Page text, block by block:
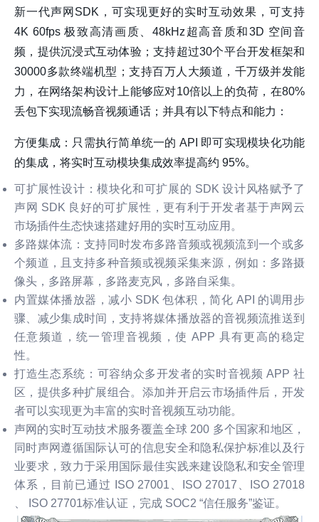
新一代声网SDK，可实现更好的实时互动效果，可支持
4K 60fps 极致高清画质、48kHz超高音质和3D 空间音
频，提供沉浸式互动体验；支持超过30个平台开发框架和
30000多款终端机型；支持百万人大频道，千万级并发能
力，在网络架构设计上能够应对10倍以上的负荷，在80%
丢包下实现流畅音视频通话；并具有以下特点和能力：
方便集成：只需执行简单统一的 API 即可实现模块化功能
的集成，将实时互动模块集成效率提高约 95%。
可扩展性设计：模块化和可扩展的 SDK 设计风格赋予了
声网 SDK 良好的可扩展性，更有利于开发者基于声网云
市场插件生态快速搭建好用的实时互动应用。
多路媒体流：支持同时发布多路音频或视频流到一个或多
个频道，且支持多种音频或视频采集来源，例如：多路摄
像头，多路屏幕，多路麦克风，多路自采集。
内置媒体播放器，减小 SDK 包体积，简化 API 的调用步
骤、减少集成时间，支持将媒体播放器的音视频流推送到
任意频道，统一管理音视频，使 APP 具有更高的稳定
性。
打造生态系统：可容纳众多开发者的实时音视频 APP 社
区，提供多种扩展组合。添加并开启云市场插件后，开发
者可以实现更为丰富的实时音视频互动功能。
声网的实时互动技术服务覆盖全球 200 多个国家和地区，
同时声网遵循国际认可的信息安全和隐私保护标准以及行
业要求，致力于采用国际最佳实践来建设隐私和安全管理
体系，目前已通过 ISO 27001、ISO 27017、ISO 27018
、 ISO 27701标准认证，完成 SOC2 “信任服务”鉴证。